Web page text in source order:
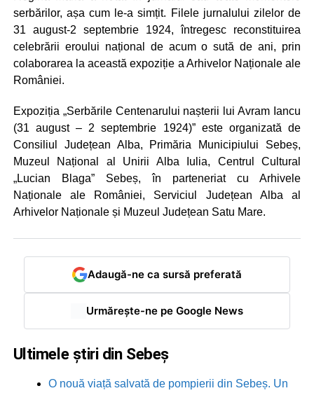
serbărilor, așa cum le-a simțit. Filele jurnalului zilelor de
31 august-2 septembrie 1924, întregesc reconstituirea
celebrării eroului național de acum o sută de ani, prin
colaborarea la această expoziție a Arhivelor Naționale ale
României.
Expoziția „Serbările Centenarului nașterii lui Avram Iancu
(31 august – 2 septembrie 1924)” este organizată de
Consiliul Județean Alba, Primăria Municipiului Sebeș,
Muzeul Național al Unirii Alba Iulia, Centrul Cultural
„Lucian Blaga” Sebeș, în parteneriat cu Arhivele
Naționale ale României, Serviciul Județean Alba al
Arhivelor Naționale și Muzeul Județean Satu Mare.
Adaugă-ne ca sursă preferată
Urmărește-ne pe Google News
Ultimele știri din Sebeș
O nouă viață salvată de pompierii din Sebeș. Un